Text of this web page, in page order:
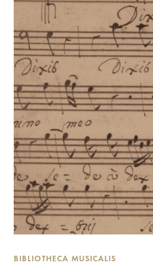
BIBLIOTHECA MUSICALIS